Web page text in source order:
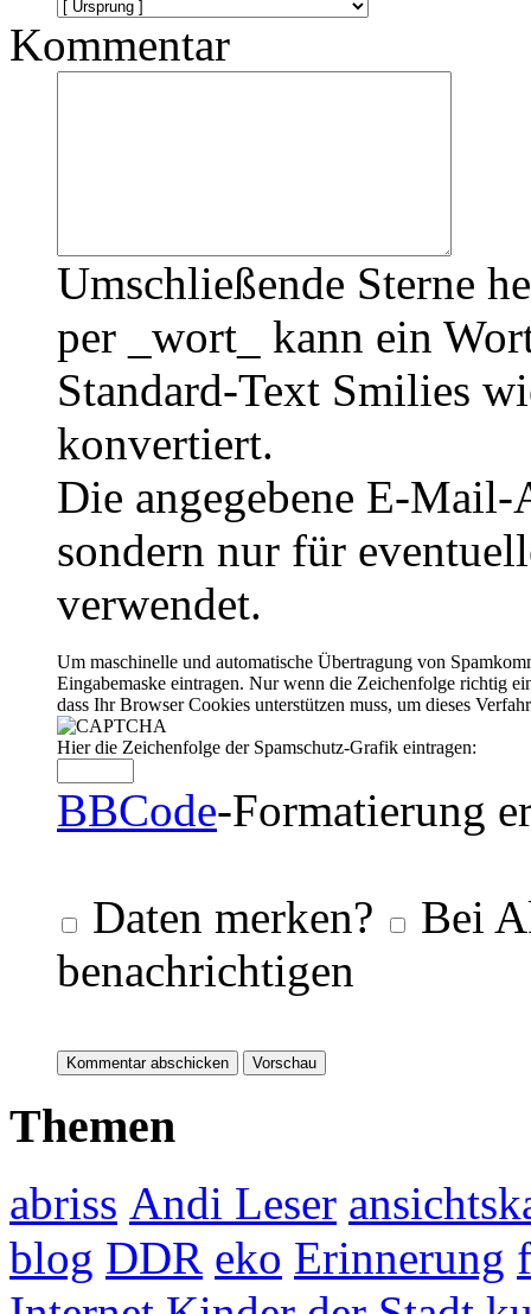
Kommentar
Umschließende Sterne
per _wort_ kann ein
Standard-Text Smilies
konvertiert.
Die angegebene E-
sondern nur für
verwendet.
Um maschinelle und automatische Übertragung von
Eingabemaske eintragen. Nur wenn die Zeichenfolge richtig
dass Ihr Browser Cookies unterstützen muss, um dieses
Hier die Zeichenfolge der Spamschutz-Grafik eintragen:
BBCode-Formatierung
Daten merken?
Bei
benachrichtigen
Themen
abriss Andi Leser
blog DDR eko Erinnerung